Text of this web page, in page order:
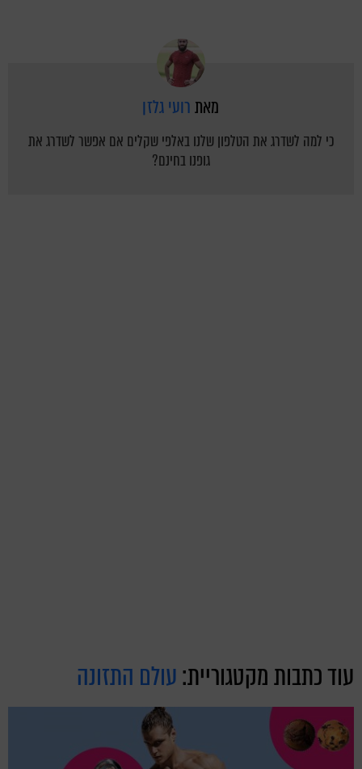
מאתרועי גלזן
כי למה לשדרג את הטלפון שלנו באלפי שקלים אם אפשר לשדרג את
גופנו בחינם?
עוד כתבות מקטגוריית:עולם התזונה